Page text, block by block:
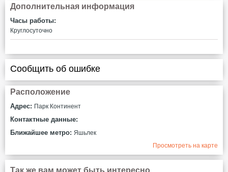
Дополнительная информация
Часы работы:
Круглосуточно
Сообщить об ошибке
Расположение
Адрес: Парк Континент
Контактные данные:
Ближайшее метро: Яшьлек
Просмотреть на карте
Так же вам может быть интересно